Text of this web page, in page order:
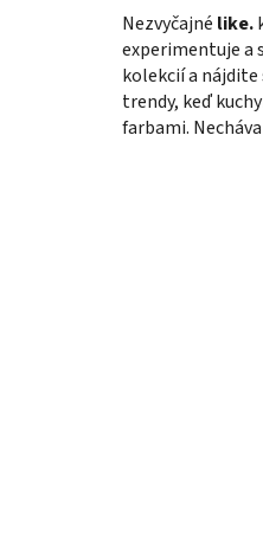
Nezvyčajné like.
experimentuje a
kolekcií a
trendy, keď
farbami.